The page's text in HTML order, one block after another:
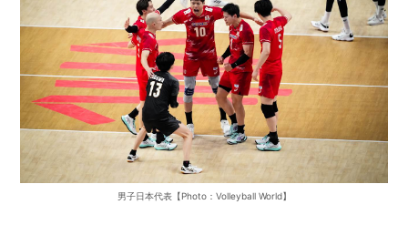
男子日本代表【Photo：Volleyball World】